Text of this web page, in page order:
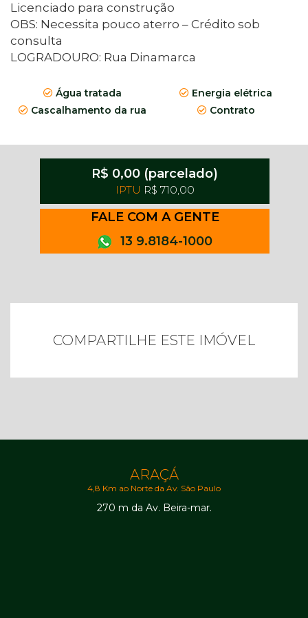
Licenciado para construção
OBS: Necessita pouco aterro – Crédito sob
consulta
LOGRADOURO: Rua Dinamarca
Água tratada
Energia elétrica
Cascalhamento da rua
Contrato
R$ 0,00 (parcelado)
IPTU R$ 710,00
FALE COM A GENTE
13 9.8184-1000
COMPARTILHE ESTE IMÓVEL
ARAÇÁ
4,8 Km ao Norte da Av. São Paulo
270 m da Av. Beira-mar.